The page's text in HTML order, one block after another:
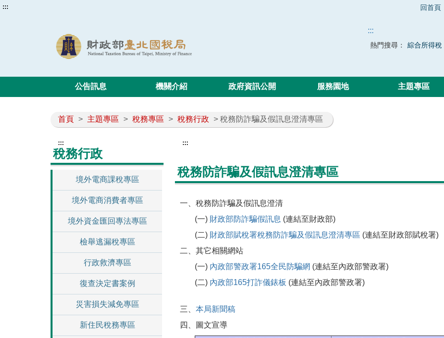
::: 回首頁
:::
熱門搜尋： 綜合所得稅
公告訊息 機關介紹 政府資訊公開 服務園地 主題專區
首頁 > 主題專區 > 稅務專區 > 稅務行政 > 稅務防詐騙及假訊息澄清專區
:::
稅務行政
境外電商課稅專區
境外電商消費者專區
境外資金匯回專法專區
檢舉逃漏稅專區
行政救濟專區
復查決定書案例
災害損失減免專區
新住民稅務專區
:::
稅務防詐騙及假訊息澄清專區
一、稅務防詐騙及假訊息澄清
(一) 財政部防詐騙假訊息 (連結至財政部)
(二) 財政部賦稅署稅務防詐騙及假訊息澄清專區 (連結至財政部賦稅署)
二、其它相關網站
(一) 內政部警政署165全民防騙網 (連結至內政部警政署)
(二) 內政部165打詐儀錶板 (連結至內政部警政署)
三、 本局新聞稿
四、圖文宣導